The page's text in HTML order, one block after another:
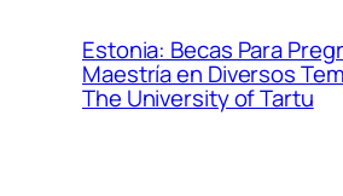
Estonia: Becas Para
Maestría en Diversos
The University of Tartu